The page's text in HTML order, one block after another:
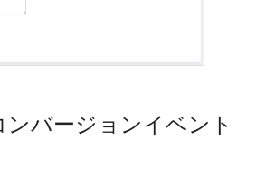
バージョンイベント